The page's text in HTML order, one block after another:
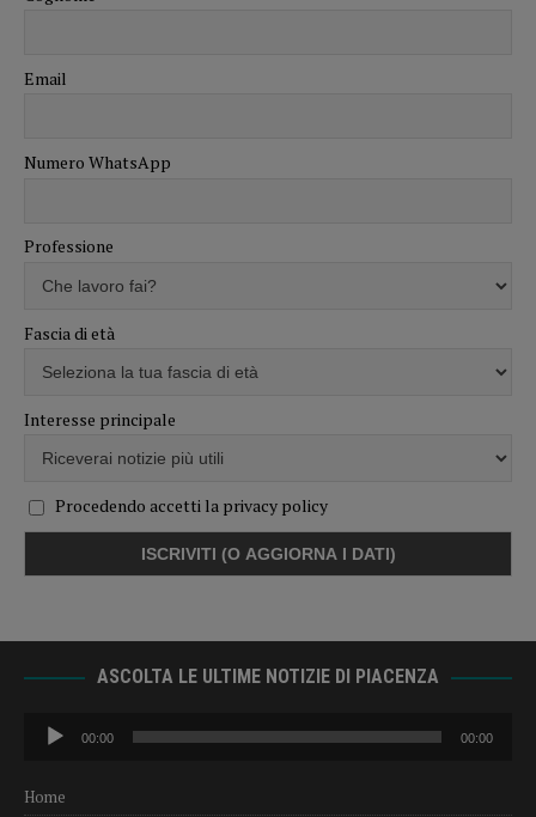
Email
Numero WhatsApp
Professione
Fascia di età
Interesse principale
Procedendo accetti la privacy policy
ASCOLTA LE ULTIME NOTIZIE DI PIACENZA
Audio
Player
00:00 00:00
Home